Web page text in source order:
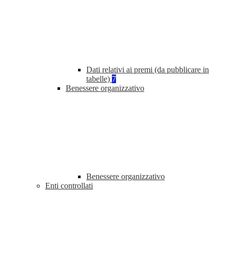
Dati relativi ai premi (da pubblicare in
tabelle) 7
Benessere organizzativo
Benessere organizzativo
Enti controllati